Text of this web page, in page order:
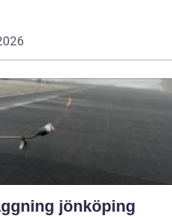
jönköping